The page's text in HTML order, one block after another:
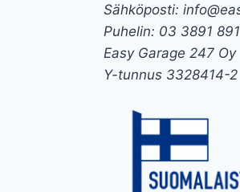
Sähköposti:
Puhelin: 03 3891 891
Easy Garage 247 Oy
Y-tunnus 3328414-2